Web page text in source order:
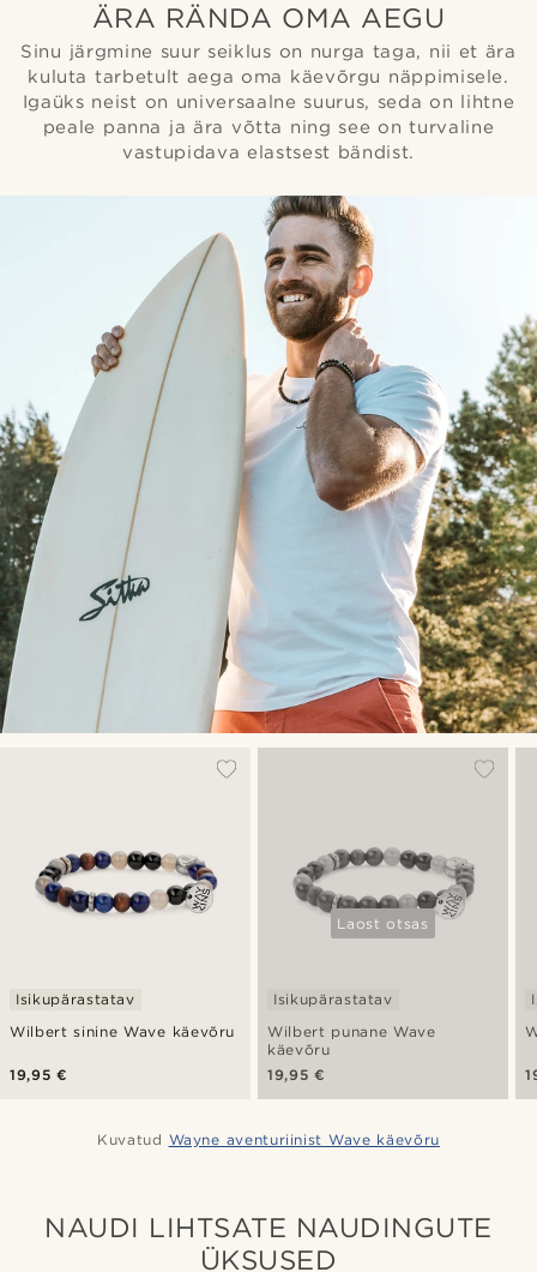
ÄRA RÄNDA OMA AEGU
Sinu järgmine suur seiklus on nurga taga, nii et ära
kuluta tarbetult aega oma käevõrgu näppimisele.
Igaüks neist on universaalne suurus, seda on lihtne
peale panna ja ära võtta ning see on turvaline
vastupidava elastsest bändist.
Wilbert sinine Wave käevõru
Isikupärastatav
19,95 €
Laost otsas
Wilbert punane Wave
käevõru
Isikupärastatav
19,95 €
Kuvatud Wayne aventuriinist Wave käevõru
NAUDI LIHTSATE NAUDINGUTE
ÜKSUSED